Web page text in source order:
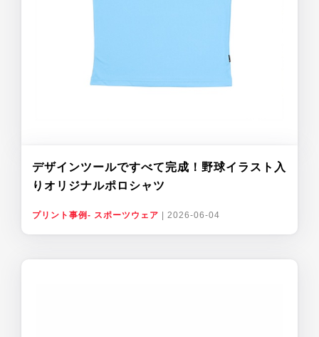
デザインツールですべて完成！野球イラスト入
りオリジナルポロシャツ
プリント事例- スポーツウェア 2026-06-04